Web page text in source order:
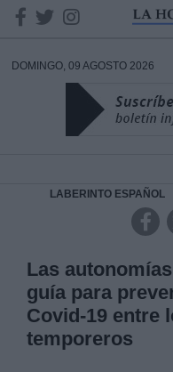
DOMINGO, 09 AGOSTO 2026
LABERINTO ESPAÑOL
Las
guía para
Covid-19 entre
temporeros
DATOS
Responsable:
Legitimación: